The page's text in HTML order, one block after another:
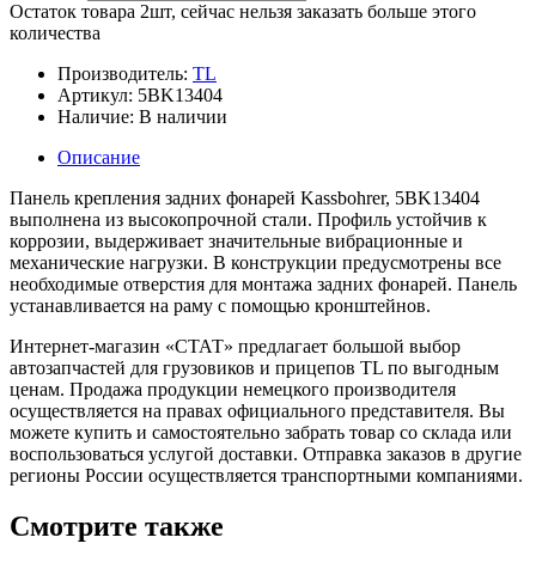
Остаток товара 2шт, сейчас нельзя заказать больше этого
количества
Производитель: TL
Артикул: 5BK13404
Наличие: В наличии
Описание
Панель крепления задних фонарей Kassbohrer, 5BK13404
выполнена из высокопрочной стали. Профиль устойчив к
коррозии, выдерживает значительные вибрационные и
механические нагрузки. В конструкции предусмотрены все
необходимые отверстия для монтажа задних фонарей. Панель
устанавливается на раму с помощью кронштейнов.
Интернет-магазин «СТАТ» предлагает большой выбор
автозапчастей для грузовиков и прицепов TL по выгодным
ценам. Продажа продукции немецкого производителя
осуществляется на правах официального представителя. Вы
можете купить и самостоятельно забрать товар со склада или
воспользоваться услугой доставки. Отправка заказов в другие
регионы России осуществляется транспортными компаниями.
Смотрите также